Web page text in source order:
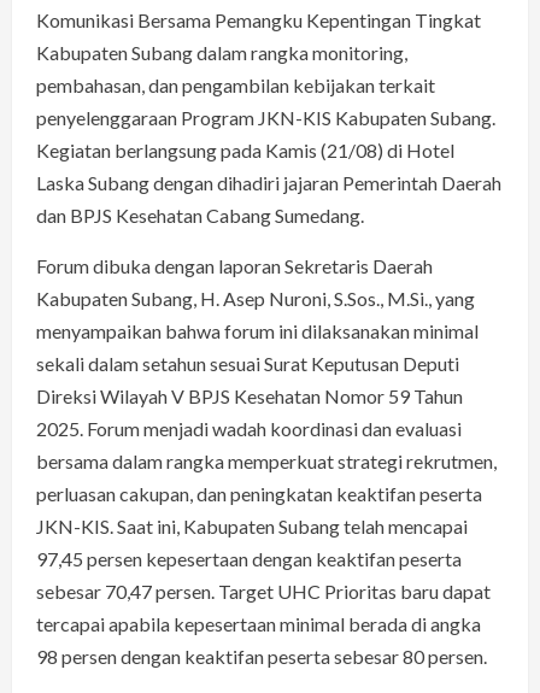
Komunikasi Bersama Pemangku Kepentingan Tingkat
Kabupaten Subang dalam rangka monitoring,
pembahasan, dan pengambilan kebijakan terkait
penyelenggaraan Program JKN-KIS Kabupaten Subang.
Kegiatan berlangsung pada Kamis (21/08) di Hotel
Laska Subang dengan dihadiri jajaran Pemerintah Daerah
dan BPJS Kesehatan Cabang Sumedang.
Forum dibuka dengan laporan Sekretaris Daerah
Kabupaten Subang, H. Asep Nuroni, S.Sos., M.Si., yang
menyampaikan bahwa forum ini dilaksanakan minimal
sekali dalam setahun sesuai Surat Keputusan Deputi
Direksi Wilayah V BPJS Kesehatan Nomor 59 Tahun
2025. Forum menjadi wadah koordinasi dan evaluasi
bersama dalam rangka memperkuat strategi rekrutmen,
perluasan cakupan, dan peningkatan keaktifan peserta
JKN-KIS. Saat ini, Kabupaten Subang telah mencapai
97,45 persen kepesertaan dengan keaktifan peserta
sebesar 70,47 persen. Target UHC Prioritas baru dapat
tercapai apabila kepesertaan minimal berada di angka
98 persen dengan keaktifan peserta sebesar 80 persen.